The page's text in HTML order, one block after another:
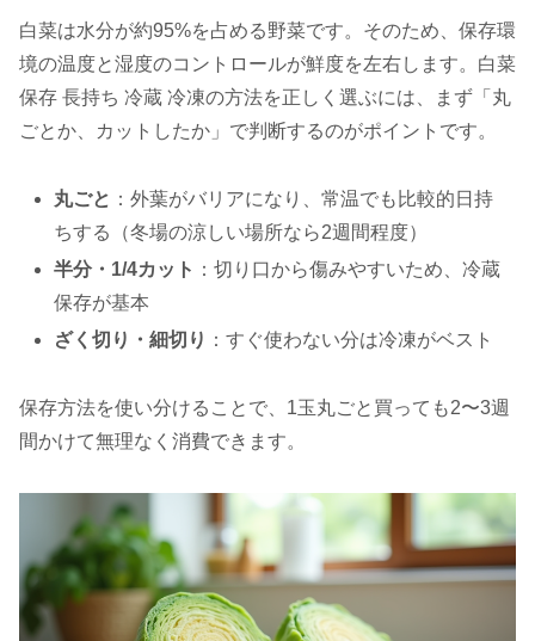
白菜は水分が約95%を占める野菜です。そのため、保存環
境の温度と湿度のコントロールが鮮度を左右します。白菜
保存 長持ち 冷蔵 冷凍の方法を正しく選ぶには、まず「丸
ごとか、カットしたか」で判断するのがポイントです。
丸ごと ：外葉がバリアになり、常温でも比較的日持
ちする（冬場の涼しい場所なら2週間程度）
半分・1/4カット ：切り口から傷みやすいため、冷蔵
保存が基本
ざく切り・細切り ：すぐ使わない分は冷凍がベスト
保存方法を使い分けることで、1玉丸ごと買っても2〜3週
間かけて無理なく消費できます。